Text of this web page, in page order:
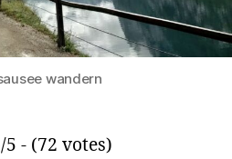
wandern
5 - (72 votes)